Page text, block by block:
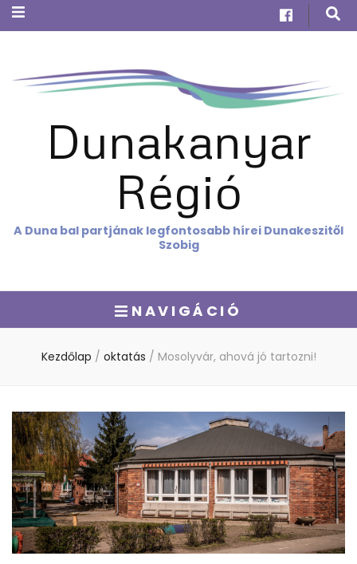
Dunakanyar
Régió
A Duna bal partjának legfontosabb hírei Dunakeszitől
Szobig
NAVIGÁCIÓ
Kezdőlap / oktatás / Mosolyvár, ahová jó tartozni!